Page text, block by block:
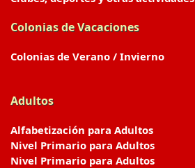
Colonias de Vacaciones
Colonias de Verano / Invierno
Adultos
Alfabetización para Adultos
Nivel Primario para Adultos
Nivel Primario para Adultos